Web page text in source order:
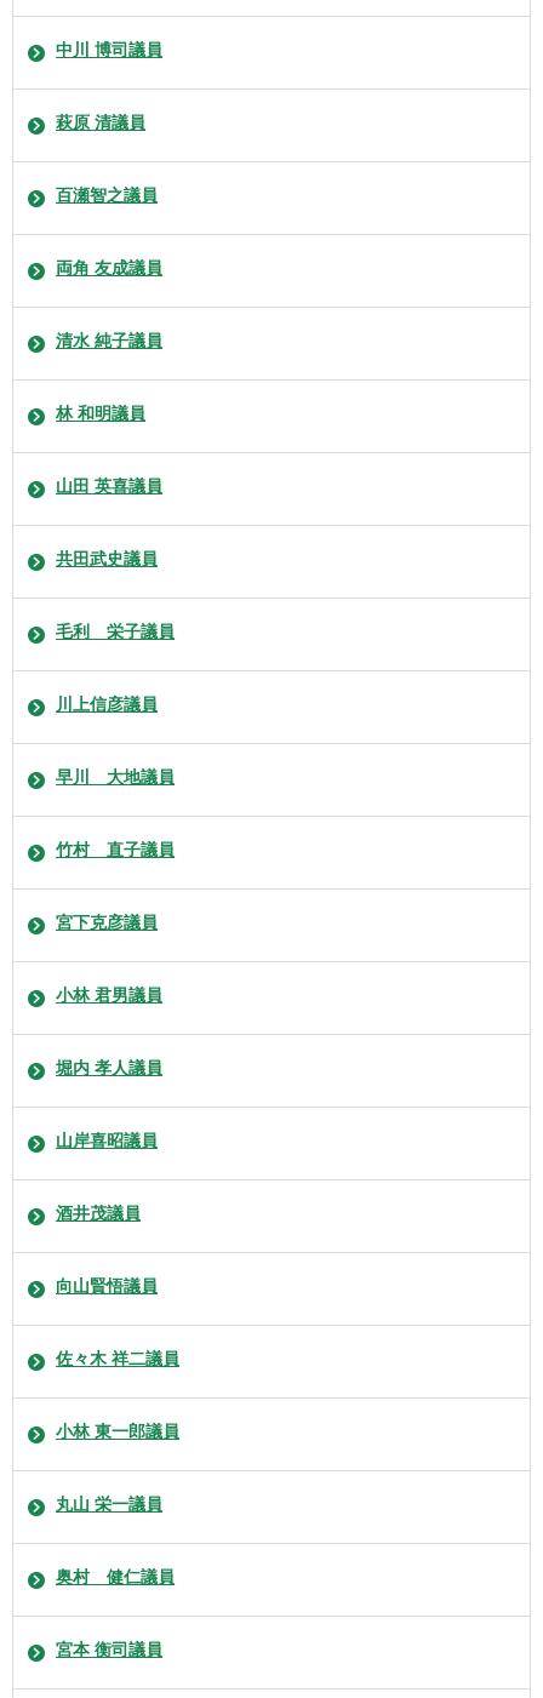
中川 博司議員
萩原 清議員
百瀬智之議員
両角 友成議員
清水 純子議員
林 和明議員
山田 英喜議員
共田武史議員
毛利 栄子議員
川上信彦議員
早川 大地議員
竹村 直子議員
宮下克彦議員
小林 君男議員
堀内 孝人議員
山岸喜昭議員
酒井茂議員
向山賢悟議員
佐々木 祥二議員
小林 東一郎議員
丸山 栄一議員
奥村 健仁議員
宮本 衡司議員